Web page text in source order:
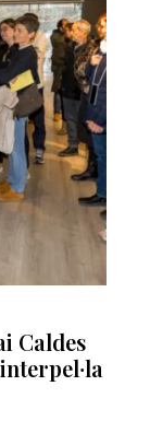
Caldes